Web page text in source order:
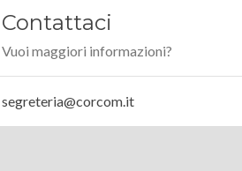
Contattaci
Vuoi maggiori informazioni?
segreteria@corcom.it